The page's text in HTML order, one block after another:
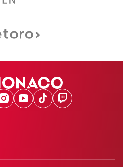
Instagram
Youtube
TikTokTwitch